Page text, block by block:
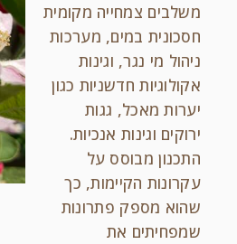
משלבים צמחייה מקומית
חסכונית במים, מערכות
ניהול מי נגר, וגינות
אקולוגיות חדשניות כגון
יערות מאכל, גגות
ירוקים וגינות אנכיות.
התכנון מבוסס על
עקרונות הקיימות, כך
שהוא מספק פתרונות
שמפחיתים את